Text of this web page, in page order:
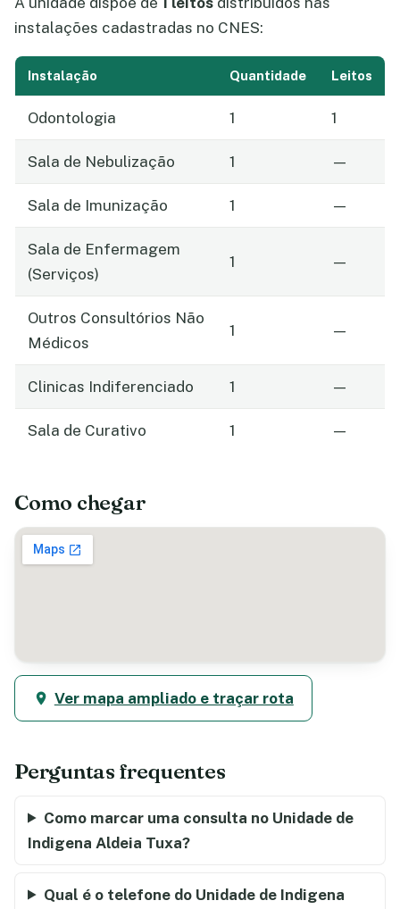
instalações cadastradas no CNES:
Instalação Quantidade Leitos
Odontologia 1 1
Sala de Nebulização 1 —
Sala de Imunização 1 —
Sala de Enfermagem
(Serviços)
1 —
Outros Consultórios Não
Médicos
1 —
Clinicas Indiferenciado 1 —
Sala de Curativo 1 —
Como chegar
Ver mapa ampliado e traçar rota
Perguntas frequentes
Como marcar uma consulta no Unidade de
Indigena Aldeia Tuxa?
Qual é o telefone do Unidade de Indigena